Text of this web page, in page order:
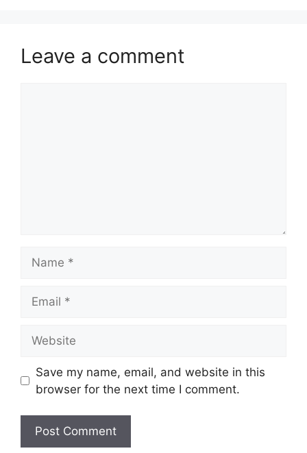
Leave a comment
Save my name, email, and website in this
browser for the next time I comment.